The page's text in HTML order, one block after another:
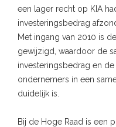
een lager recht op KIA
investeringsbedrag
Met ingang van 2010 is
gewijzigd, waardoor de
investeringsbedrag en
ondernemers in een
duidelijk is.
Bij de Hoge Raad is een